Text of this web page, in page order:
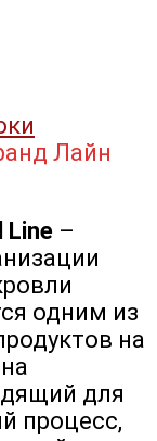
Лайн
Line –
одним из
на
для
процесс,